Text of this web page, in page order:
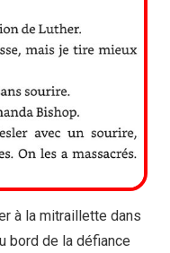
à la mitraillette dans
bord de la défiance